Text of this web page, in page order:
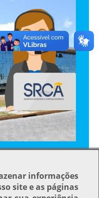
informações
site e as páginas